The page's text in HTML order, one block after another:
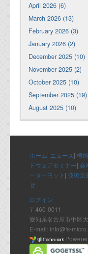
April 2026 (6)
March 2026 (13)
February 2026 (3)
January 2026 (2)
December 2025 (10)
November 2025 (2)
October 2025 (10)
September 2025 (19)
August 2025 (10)
ホーム| ニュース| 機
ドウェアセミナー| 会
ーターヨット | 技術文
せ
ログイン
〒460-0011
愛知県名古屋市中区
E-mail: info@fs-